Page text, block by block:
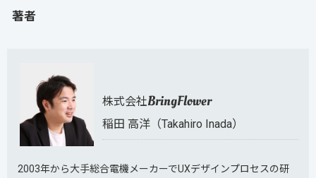
著者
株式会社BringFlower
稲田 高洋（Takahiro Inada）
2003年から大手総合電機メーカーでUXデザインプロセスの研